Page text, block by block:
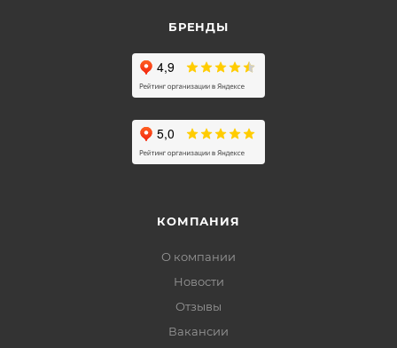
БРЕНДЫ
КОМПАНИЯ
О компании
Новости
Отзывы
Вакансии